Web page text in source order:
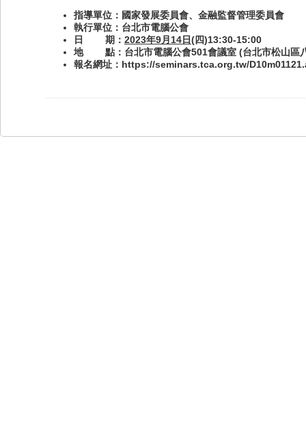
指導單位：國家發展委員會、金融監督管理委員會
執行單位：台北市電腦公會
日 期： 2023年9月14日(四)13:30-15:00
地 點：台北市電腦公會501會議室 (台北市松山區
報名網址： https://seminars.tca.org.tw/